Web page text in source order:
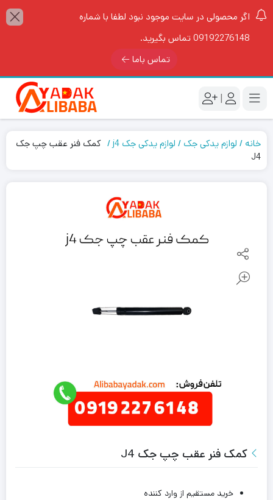
اگر محصولی در سایت موجود نبود لطفا با شماره
09192276148 تماس بگیرید.
تماس باما
|
خانه لوازم یدکی جک لوازم یدکی جک j4
کمک فنر عقب چپ جک
J4
کمک فنر عقب چپ جک J4
خرید مستقیم از وارد کننده